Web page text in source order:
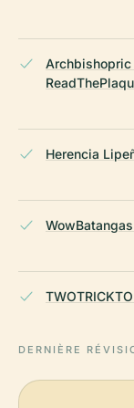
Archbishopric
Herencia
DERNIÈRE